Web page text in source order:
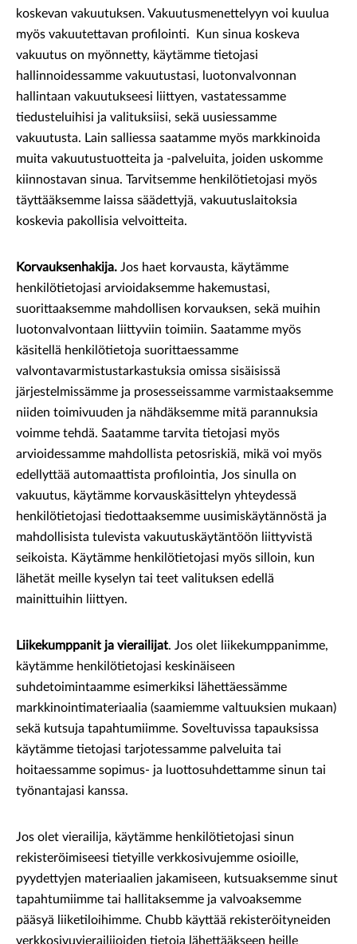
koskevan vakuutuksen. Vakuutusmenettelyyn voi kuulua
myös vakuutettavan profilointi. Kun sinua koskeva
vakuutus on myönnetty, käytämme tietojasi
hallinnoidessamme vakuutustasi, luotonvalvonnan
hallintaan vakuutukseesi liittyen, vastatessamme
tiedusteluihisi ja valituksiisi, sekä uusiessamme
vakuutusta. Lain salliessa saatamme myös markkinoida
muita vakuutustuotteita ja -palveluita, joiden uskomme
kiinnostavan sinua. Tarvitsemme henkilötietojasi myös
täyttääksemme laissa säädettyjä, vakuutuslaitoksia
koskevia pakollisia velvoitteita.
Korvauksenhakija. Jos haet korvausta, käytämme
henkilötietojasi arvioidaksemme hakemustasi,
suorittaaksemme mahdollisen korvauksen, sekä muihin
luotonvalvontaan liittyviin toimiin. Saatamme myös
käsitellä henkilötietoja suorittaessamme
valvontavarmistustarkastuksia omissa sisäisissä
järjestelmissämme ja prosesseissamme varmistaaksemme
niiden toimivuuden ja nähdäksemme mitä parannuksia
voimme tehdä. Saatamme tarvita tietojasi myös
arvioidessamme mahdollista petosriskiä, mikä voi myös
edellyttää automaattista profilointia, Jos sinulla on
vakuutus, käytämme korvauskäsittelyn yhteydessä
henkilötietojasi tiedottaaksemme uusimiskäytännöstä ja
mahdollisista tulevista vakuutuskäytäntöön liittyvistä
seikoista. Käytämme henkilötietojasi myös silloin, kun
lähetät meille kyselyn tai teet valituksen edellä
mainittuihin liittyen.
Liikekumppanit ja vierailijat. Jos olet liikekumppanimme,
käytämme henkilötietojasi keskinäiseen
suhdetoimintaamme esimerkiksi lähettäessämme
markkinointimateriaalia (saamiemme valtuuksien mukaan)
sekä kutsuja tapahtumiimme. Soveltuvissa tapauksissa
käytämme tietojasi tarjotessamme palveluita tai
hoitaessamme sopimus- ja luottosuhdettamme sinun tai
työnantajasi kanssa.
Jos olet vierailija, käytämme henkilötietojasi sinun
rekisteröimiseesi tietyille verkkosivujemme osioille,
pyydettyjen materiaalien jakamiseen, kutsuaksemme sinut
tapahtumiimme tai hallitaksemme ja valvoaksemme
pääsyä liiketiloihimme. Chubb käyttää rekisteröityneiden
verkkosivuvierailijoiden tietoja lähettääkseen heille